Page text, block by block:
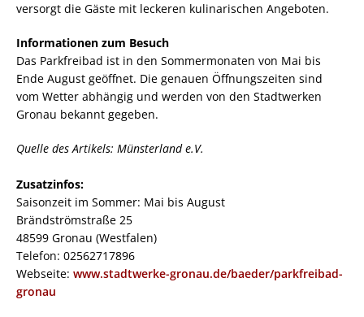
versorgt die Gäste mit leckeren kulinarischen Angeboten.
Informationen zum Besuch
Das Parkfreibad ist in den Sommermonaten von Mai bis
Ende August geöffnet. Die genauen Öffnungszeiten sind
vom Wetter abhängig und werden von den Stadtwerken
Gronau bekannt gegeben.
Quelle des Artikels: Münsterland e.V.
Zusatzinfos:
Saisonzeit im Sommer: Mai bis August
Brändströmstraße 25
48599 Gronau (Westfalen)
Telefon: 02562717896
Webseite: www.stadtwerke-gronau.de/baeder/parkfreibad-
gronau